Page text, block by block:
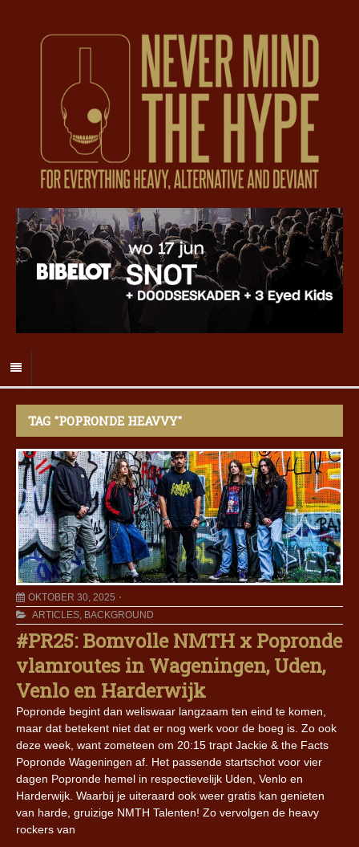
TAG "POPRONDE HEAVVY"
OKTOBER 30, 2025
ARTICLES, BACKGROUND
#PR25: Bomvolle NMTH x Popronde
vlamroutes in Wageningen, Uden,
Venlo en Harderwijk
Popronde begint dan weliswaar langzaam ten eind te komen,
maar dat betekent niet dat er nog werk voor de boeg is. Zo ook
deze week, want zometeen om 20:15 trapt Jackie & the Facts
Popronde Wageningen af. Het passende startschot voor vier
dagen Popronde hemel in respectievelijk Uden, Venlo en
Harderwijk. Waarbij je uiteraard ook weer gratis kan genieten
van harde, gruizige NMTH Talenten! Zo vervolgen de heavy
rockers van